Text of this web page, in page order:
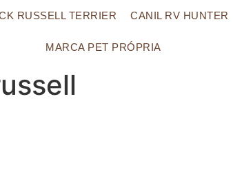
RUSSELL TERRIER CANIL RV HUNTER
MARCA PET PRÓPRIA